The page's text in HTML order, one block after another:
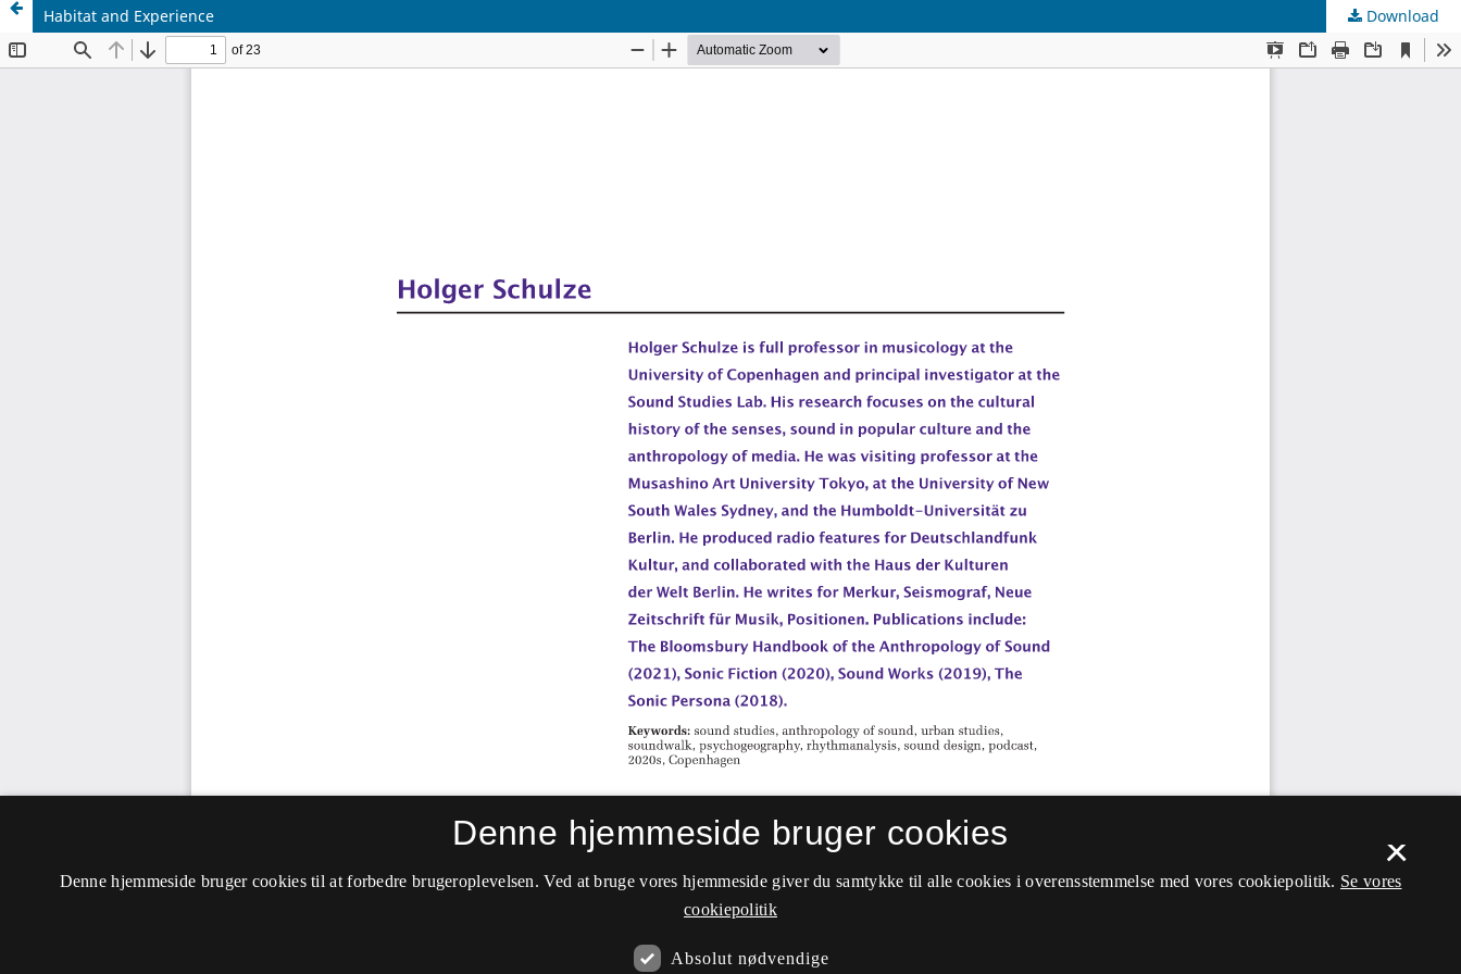
Habitat and Experience Download
×
Denne hjemmeside bruger cookies
Denne hjemmeside bruger cookies til at forbedre brugeroplevelsen. Ved at bruge vores hjemmeside giver du samtykke til alle cookies i overensstemmelse med vores cookiepolitik. Se vores
cookiepolitik
Absolut nødvendige